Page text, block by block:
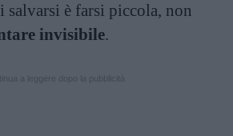
salvarsi è farsi piccola, non
invisibile.